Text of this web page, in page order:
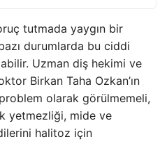
tutmada yaygın bir
durumlarda bu ciddi
Uzman diş hekimi ve
Birkan Taha Ozkan’ın
olarak görülmemeli,
yetmezliği, mide ve
halitoz için